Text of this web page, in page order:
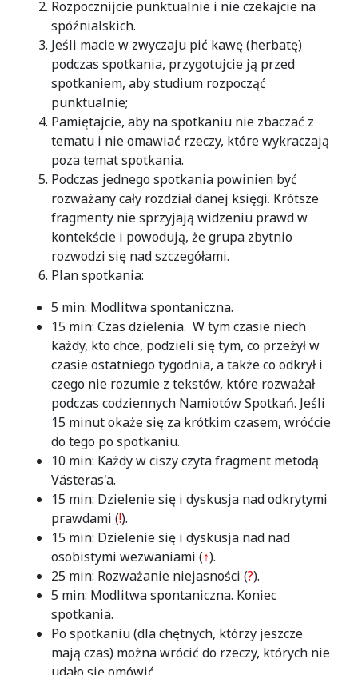
Rozpocznijcie punktualnie i nie czekajcie na
spóźnialskich.
Jeśli macie w zwyczaju pić kawę (herbatę)
podczas spotkania, przygotujcie ją przed
spotkaniem, aby studium rozpocząć
punktualnie;
Pamiętajcie, aby na spotkaniu nie zbaczać z
tematu i nie omawiać rzeczy, które wykraczają
poza temat spotkania.
Podczas jednego spotkania powinien być
rozważany cały rozdział danej księgi. Krótsze
fragmenty nie sprzyjają widzeniu prawd w
kontekście i powodują, że grupa zbytnio
rozwodzi się nad szczegółami.
Plan spotkania:
5 min: Modlitwa spontaniczna.
15 min: Czas dzielenia. W tym czasie niech
każdy, kto chce, podzieli się tym, co przeżył w
czasie ostatniego tygodnia, a także co odkrył i
czego nie rozumie z tekstów, które rozważał
podczas codziennych Namiotów Spotkań. Jeśli
15 minut okaże się za krótkim czasem, wróćcie
do tego po spotkaniu.
10 min: Każdy w ciszy czyta fragment metodą
Västeras'a.
15 min: Dzielenie się i dyskusja nad odkrytymi
prawdami (!).
15 min: Dzielenie się i dyskusja nad nad
osobistymi wezwaniami (↑).
25 min: Rozważanie niejasności (?).
5 min: Modlitwa spontaniczna. Koniec
spotkania.
Po spotkaniu (dla chętnych, którzy jeszcze
mają czas) można wrócić do rzeczy, których nie